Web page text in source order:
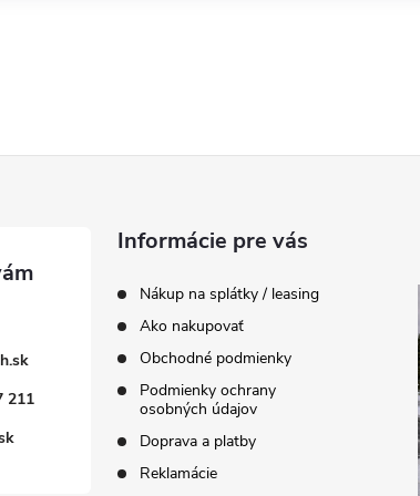
211
Informácie pre vás
Nákup na splátky / leasing
Ako nakupovať
Obchodné podmienky
Podmienky ochrany
osobných údajov
Doprava a platby
Reklamácie